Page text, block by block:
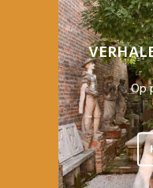
Op